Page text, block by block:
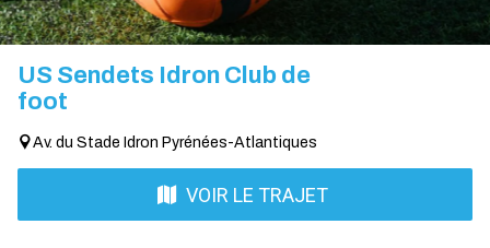
US Sendets Idron Club de
foot
Av. du Stade Idron Pyrénées-Atlantiques
VOIR LE TRAJET